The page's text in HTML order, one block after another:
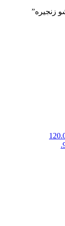
زنجیره”
تومان120.000